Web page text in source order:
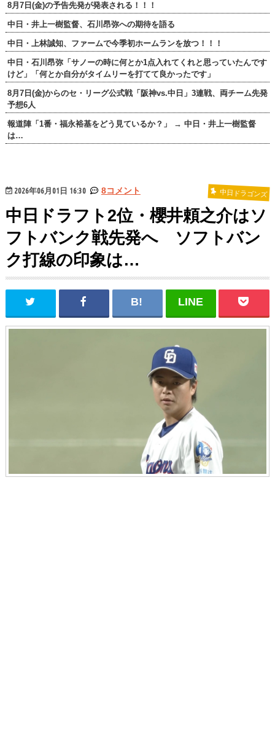
8月7日(金)の予告先発が発表される！！！
中日・井上一樹監督、石川昂弥への期待を語る
中日・上林誠知、ファームで今季初ホームランを放つ！！！
中日・石川昂弥「サノーの時に何とか1点入れてくれと思っていたんです
けど」「何とか自分がタイムリーを打てて良かったです」
8月7日(金)からのセ・リーグ公式戦「阪神vs.中日」3連戦、両チーム先発
予想6人
報道陣「1番・福永裕基をどう見ているか？」 → 中日・井上一樹監督
は…
2026年06月01日 16:30 8コメント 中日ドラゴンズ
中日ドラフト2位・櫻井頼之介はソ
フトバンク戦先発へ ソフトバン
ク打線の印象は…